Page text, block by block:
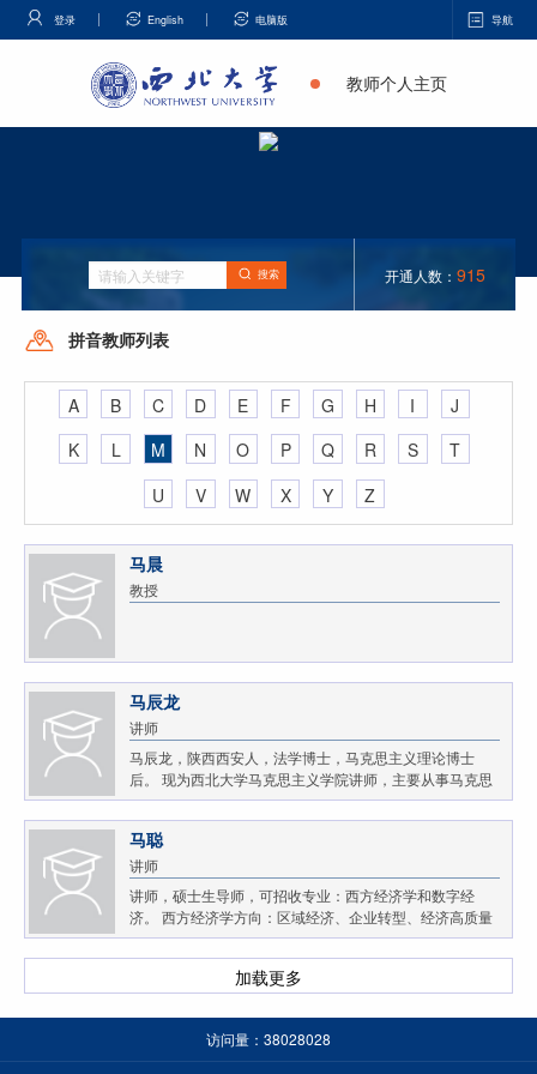
登录 English 电脑版 导航
教师个人主页
搜索 开通人数： 915
拼音教师列表
A B C D E F G H I
J
K
L M N O P Q R S
T
U
V W X Y Z
马晨
教授
马辰龙
讲师
马辰龙，陕西西安人，法学博士，马克思主义理论博士
后。 现为西北大学马克思主义学院讲师，主要从事马克思
主义发展史、马克思主义基础理论研究。
马聪
讲师
讲师，硕士生导师，可招收专业：西方经济学和数字经
济。 西方经济学方向：区域经济、企业转型、经济高质量
发展；每年可招收1-2名硕士研究生。 数字经济方向：量化
金融与人工智能交叉领域研究（量化交易算法，金融...
加载更多
访问量： 38028028